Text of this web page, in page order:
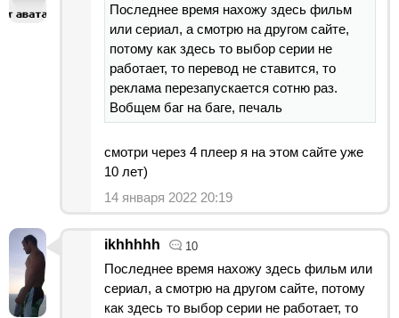
Последнее время нахожу здесь фильм
или сериал, а смотрю на другом сайте,
потому как здесь то выбор серии не
работает, то перевод не ставится, то
реклама перезапускается сотню раз.
Вобщем баг на баге, печаль
смотри через 4 плеер я на этом сайте уже
10 лет)
14 января 2022 20:19
ikhhhhh 10
Последнее время нахожу здесь фильм или
сериал, а смотрю на другом сайте, потому
как здесь то выбор серии не работает, то